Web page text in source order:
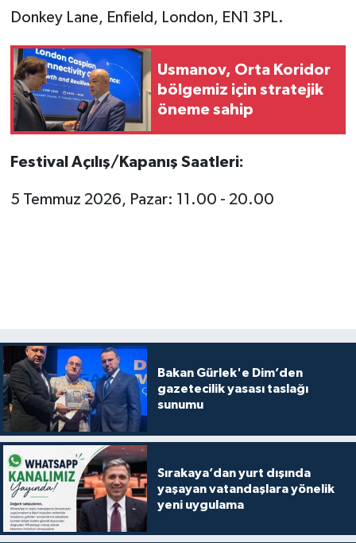
Donkey Lane, Enfield, London, EN1 3PL.
Usmanov, Orta Koridor
bölgemiz için stratejik
öneme sahip
Festival Açılış/Kapanış Saatleri:
5 Temmuz 2026, Pazar: 11.00 - 20.00
Bakan Gürlek'e Dim’den
gazetecilik yasası taslağı
sunumu
Sırakaya’dan yurt dışında
yaşayan vatandaşlara yönelik
yeni uygulama